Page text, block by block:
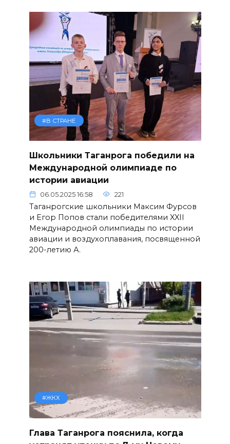
#В СТРАНЕ
Школьники Таганрога победили на
Международной олимпиаде по
истории авиации
06.05.2025 16:58 221
Таганрогские школьники Максим Фурсов
и Егор Попов стали победителями XXII
Международной олимпиады по истории
авиации и воздухоплавания, посвященной
200-летию А.
#ЖКХ
Глава Таганрога пояснила, когда